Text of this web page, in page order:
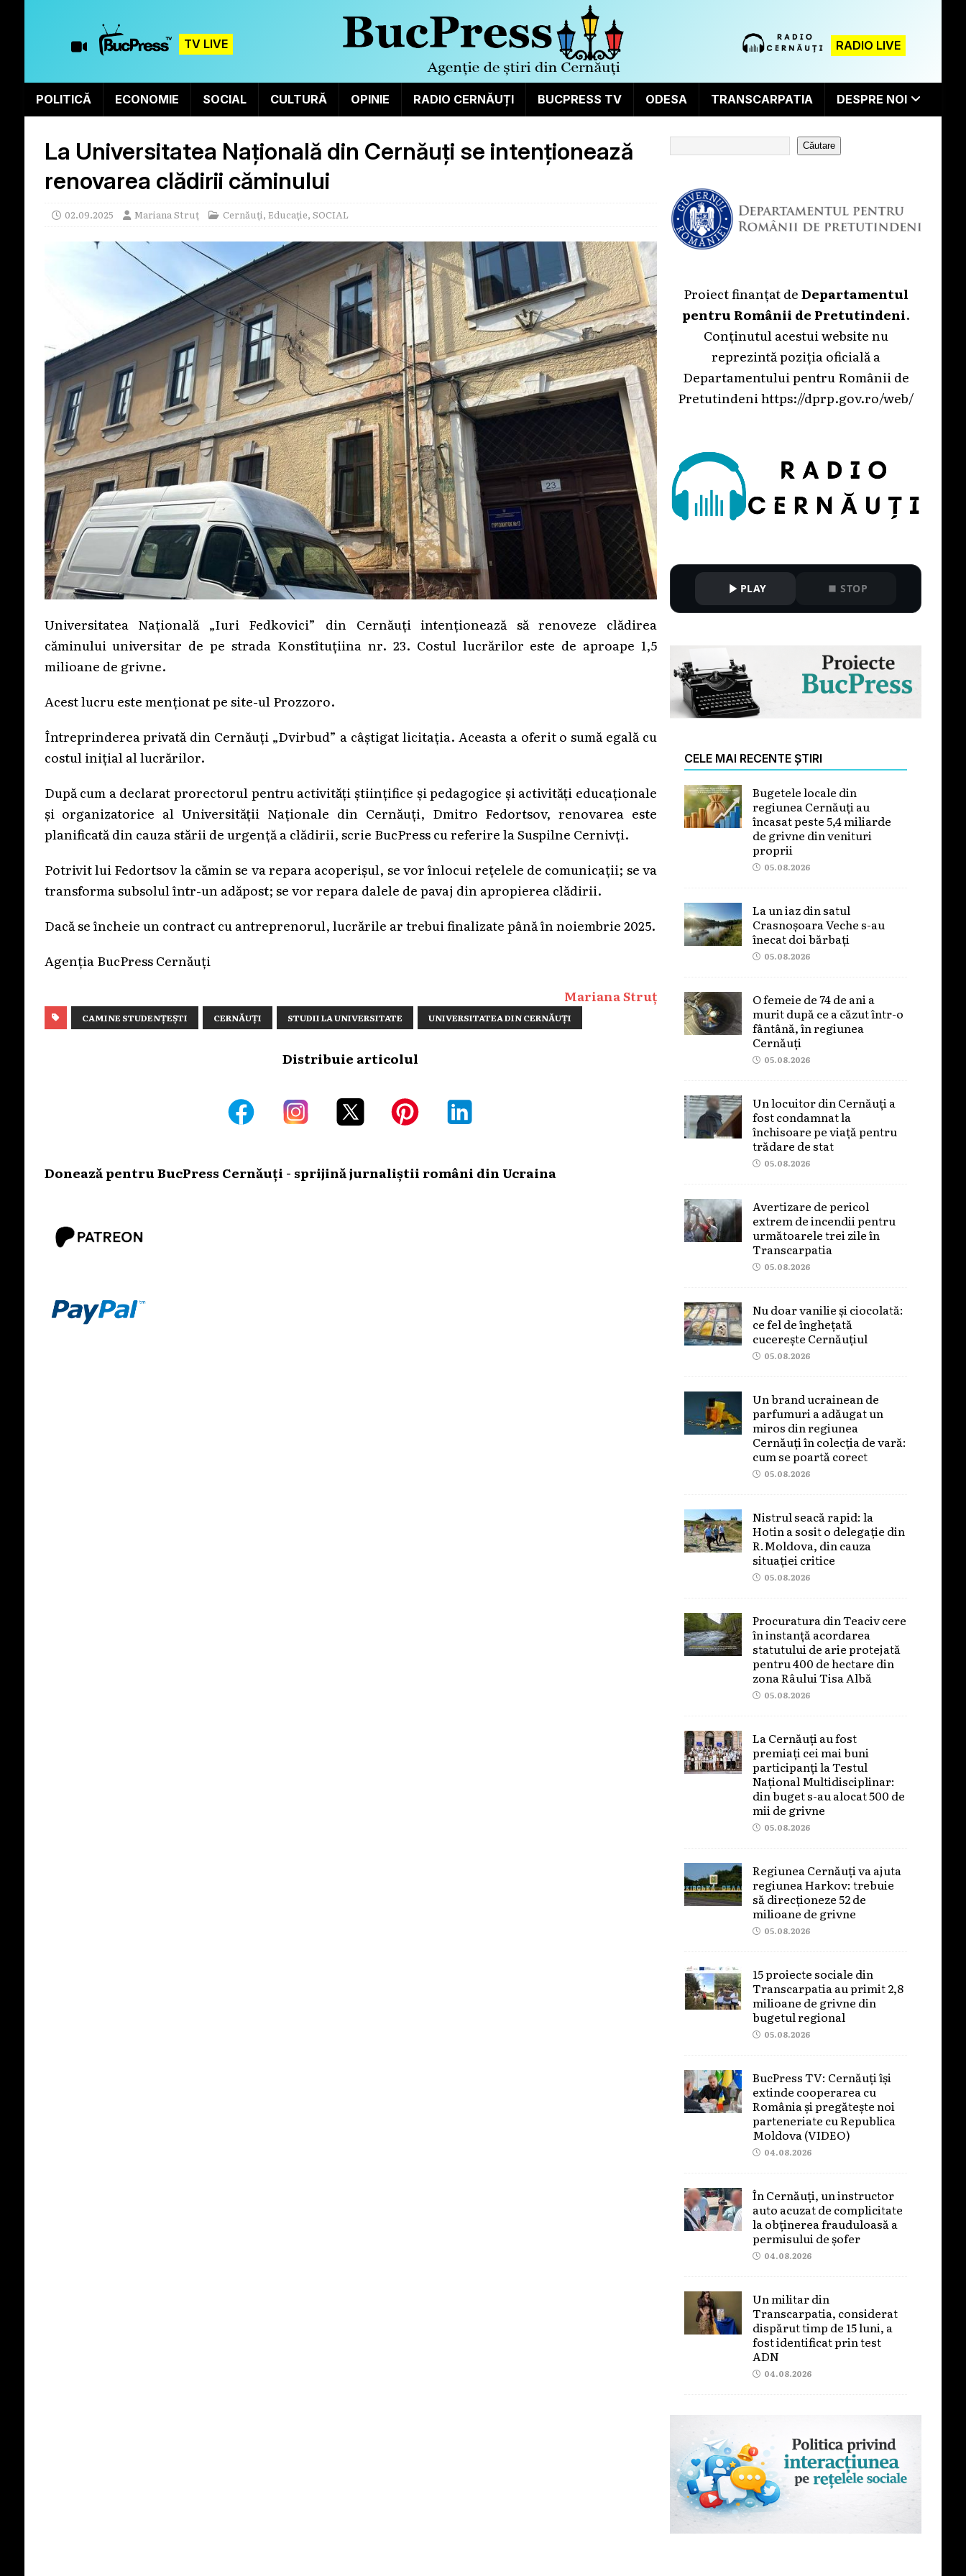
TV LIVE RADIO LIVE
POLITICĂ ECONOMIE SOCIAL CULTURĂ OPINIE RADIO CERNĂUȚI BUCPRESS TV ODESA TRANSCARPATIA DESPRE NOI
La Universitatea Națională din Cernăuți se intenționează
renovarea clădirii căminului
02.09.2025 Mariana Struț Cernăuți, Educație, SOCIAL
Universitatea Națională „Iuri Fedkovici” din Cernăuți intenționează să renoveze clădirea
căminului universitar de pe strada Konstîtuțiina nr. 23. Costul lucrărilor este de aproape 1,5
milioane de grivne.
Acest lucru este menționat pe site-ul Prozzoro.
Întreprinderea privată din Cernăuți „Dvirbud” a câștigat licitația. Aceasta a oferit o sumă egală cu
costul inițial al lucrărilor.
După cum a declarat prorectorul pentru activități științifice și pedagogice și activități educaționale
și organizatorice al Universității Naționale din Cernăuți, Dmitro Fedortsov, renovarea este
planificată din cauza stării de urgență a clădirii, scrie BucPress cu referire la Suspilne Cernivți.
Potrivit lui Fedortsov la cămin se va repara acoperișul, se vor înlocui rețelele de comunicații; se va
transforma subsolul într-un adăpost; se vor repara dalele de pavaj din apropierea clădirii.
Dacă se încheie un contract cu antreprenorul, lucrările ar trebui finalizate până în noiembrie 2025.
Agenția BucPress Cernăuți
Mariana Struț
CAMINE STUDENȚEȘTI CERNĂUȚI STUDII LA UNIVERSITATE UNIVERSITATEA DIN CERNĂUȚI
Distribuie articolul
Donează pentru BucPress Cernăuți - sprijină jurnaliștii români din Ucraina
Căutare
Proiect finanțat deDepartamentul
pentru Românii de Pretutindeni.
Conținutul acestui website nu
reprezintă poziția oficială a
Departamentului pentru Românii de
Pretutindenihttps://dprp.gov.ro/web/
PLAY STOP
CELE MAI RECENTE ȘTIRI
Bugetele locale din
regiunea Cernăuți au
încasat peste 5,4 miliarde
de grivne din venituri
proprii
05.08.2026
La un iaz din satul
Crasnoșoara Veche s-au
înecat doi bărbați
05.08.2026
O femeie de 74 de ani a
murit după ce a căzut într-o
fântână, în regiunea
Cernăuți
05.08.2026
Un locuitor din Cernăuți a
fost condamnat la
închisoare pe viață pentru
trădare de stat
05.08.2026
Avertizare de pericol
extrem de incendii pentru
următoarele trei zile în
Transcarpatia
05.08.2026
Nu doar vanilie și ciocolată:
ce fel de înghețată
cucerește Cernăuțiul
05.08.2026
Un brand ucrainean de
parfumuri a adăugat un
miros din regiunea
Cernăuți în colecția de vară:
cum se poartă corect
05.08.2026
Nistrul seacă rapid: la
Hotin a sosit o delegație din
R.Moldova, din cauza
situației critice
05.08.2026
Procuratura din Teaciv cere
în instanță acordarea
statutului de arie protejată
pentru 400 de hectare din
zona Râului Tisa Albă
05.08.2026
La Cernăuți au fost
premiați cei mai buni
participanți la Testul
Național Multidisciplinar:
din buget s-au alocat 500 de
mii de grivne
05.08.2026
Regiunea Cernăuți va ajuta
regiunea Harkov: trebuie
să direcționeze 52 de
milioane de grivne
05.08.2026
15 proiecte sociale din
Transcarpatia au primit 2,8
milioane de grivne din
bugetul regional
05.08.2026
BucPress TV: Cernăuți își
extinde cooperarea cu
România și pregătește noi
parteneriate cu Republica
Moldova (VIDEO)
04.08.2026
În Cernăuți, un instructor
auto acuzat de complicitate
la obținerea frauduloasă a
permisului de șofer
04.08.2026
Un militar din
Transcarpatia, considerat
dispărut timp de 15 luni, a
fost identificat prin test
ADN
04.08.2026